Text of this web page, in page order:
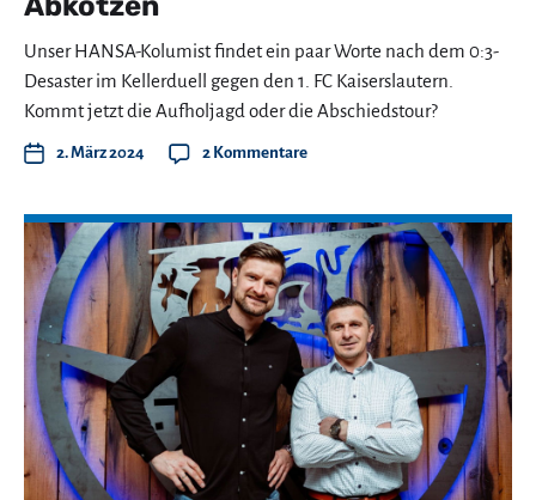
Unser HANSA-Kolumist findet ein paar Worte nach dem 0:3-
Desaster im Kellerduell gegen den 1. FC Kaiserslautern.
Kommt jetzt die Aufholjagd oder die Abschiedstour?
2. März 2024 2 Kommentare